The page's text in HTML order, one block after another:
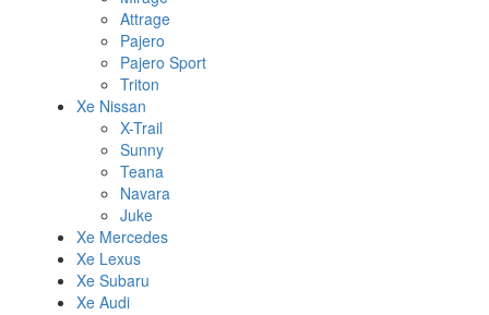
Attrage
Pajero
Pajero Sport
Triton
Xe Nissan
X-Trail
Sunny
Teana
Navara
Juke
Xe Mercedes
Xe Lexus
Xe Subaru
Xe Audi